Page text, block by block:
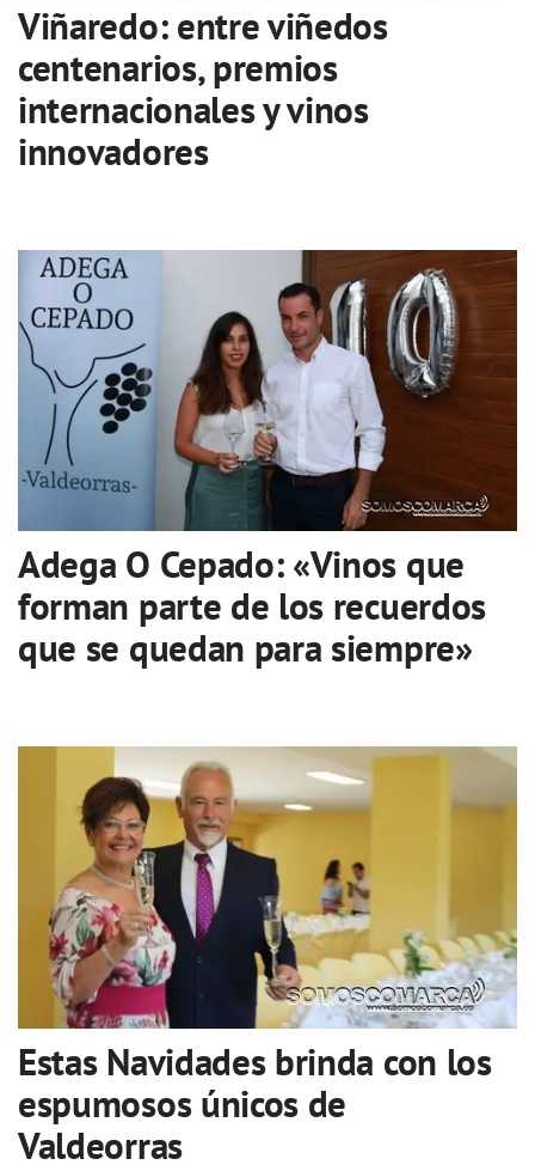
Viñaredo: entre viñedos
centenarios, premios
internacionales y vinos
innovadores
Adega O Cepado: «Vinos que
forman parte de los recuerdos
que se quedan para siempre»
Estas Navidades brinda con los
espumosos únicos de
Valdeorras